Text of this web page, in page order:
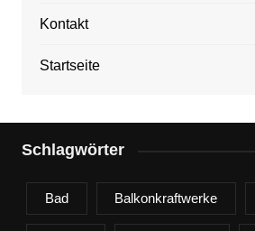
Kontakt
Startseite
Schlagwörter
Bad Balkonkraftwerke